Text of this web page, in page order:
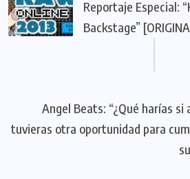
Reportaje Especial:
Backstage”
Angel Beats: “¿Qué harías si
tuvieras otra oportunidad para